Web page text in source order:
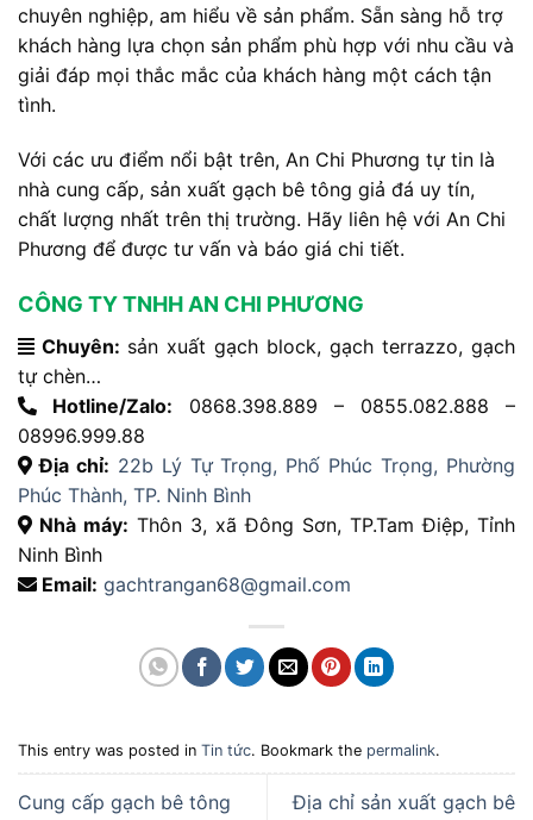
chuyên nghiệp, am hiểu về sản phẩm. Sẵn sàng hỗ trợ
khách hàng lựa chọn sản phẩm phù hợp với nhu cầu và
giải đáp mọi thắc mắc của khách hàng một cách tận
tình.
Với các ưu điểm nổi bật trên, An Chi Phương tự tin là
nhà cung cấp, sản xuất gạch bê tông giả đá uy tín,
chất lượng nhất trên thị trường. Hãy liên hệ với An Chi
Phương để được tư vấn và báo giá chi tiết.
CÔNG TY TNHH AN CHI PHƯƠNG
Chuyên: sản xuất gạch block, gạch terrazzo, gạch
tự chèn…
Hotline/Zalo: 0868.398.889 – 0855.082.888 –
08996.999.88
Địa chỉ: 22b Lý Tự Trọng, Phố Phúc Trọng, Phường
Phúc Thành, TP. Ninh Bình
Nhà máy: Thôn 3, xã Đông Sơn, TP.Tam Điệp, Tỉnh
Ninh Bình
Email: gachtrangan68@gmail.com
This entry was posted in Tin tức. Bookmark the permalink.
Cung cấp gạch bê tông
Địa chỉ sản xuất gạch bê